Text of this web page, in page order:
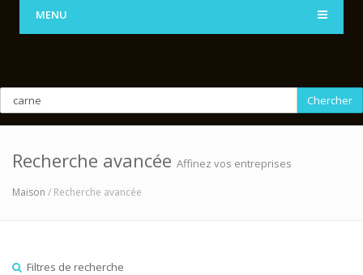
MENU
Chercher
Recherche avancée Affinez vos entreprises
Maison / Recherche avancée
Filtres de recherche